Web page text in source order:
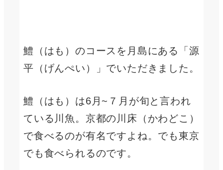
鱧（はも）のコースを月島にある「源
平（げんぺい）」でいただきました。
鱧（はも）は6月~７月が旬と言われ
ている川魚。京都の川床（かわどこ）
で食べるのが有名ですよね。でも東京
でも食べられるのです。